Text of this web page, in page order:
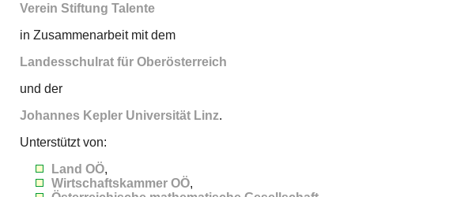
Verein Stiftung Talente
in Zusammenarbeit mit dem
Landesschulrat für Oberösterreich
und der
Johannes Kepler Universität Linz.
Unterstützt von:
Land OÖ,
Wirtschaftskammer OÖ,